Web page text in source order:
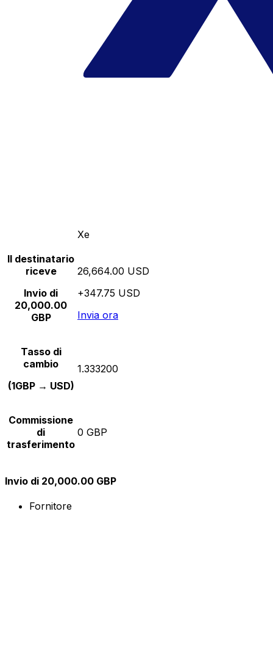
Xe
Il destinatario
riceve
Invio di
20,000.00
GBP
26,664.00 USD
+347.75 USD
Invia ora
Tasso di
cambio
(1GBP → USD)
1.333200
Commissione
di
trasferimento
0 GBP
Invio di 20,000.00 GBP
Fornitore